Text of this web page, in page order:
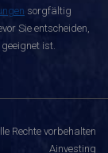
sorgfältig
Sie entscheiden,
ist.
Rechte vorbehalten
Ainvesting